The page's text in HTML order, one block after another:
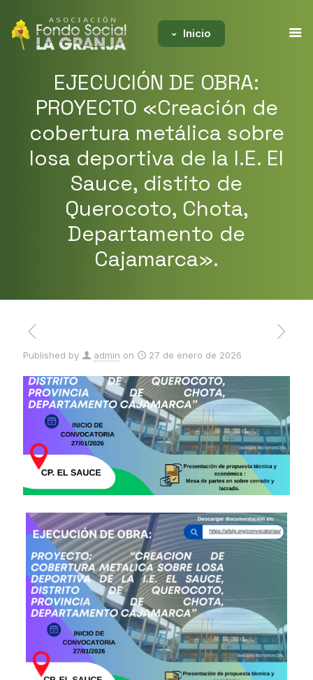
Inicio
EJECUCIÓN DE OBRA:
PROYECTO «Creación de
cobertura metálica sobre
losa deportiva de la I.E. El
Sauce, distito de
Querocoto, Chota,
Departamento de
Cajamarca».
Published by admin on 27 de enero de 2026